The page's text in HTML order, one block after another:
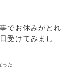
でお休みがとれ
受けてみまし
った